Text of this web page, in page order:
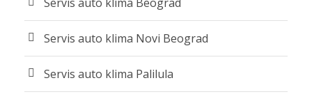
Servis auto klima Novi Beograd
Servis auto klima Palilula